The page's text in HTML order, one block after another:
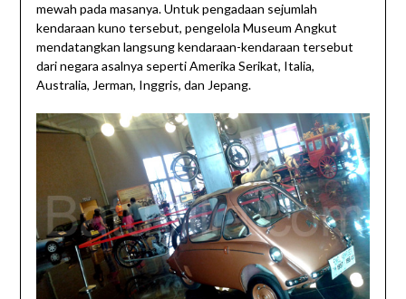
mewah pada masanya. Untuk pengadaan sejumlah
kendaraan kuno tersebut, pengelola Museum Angkut
mendatangkan langsung kendaraan-kendaraan tersebut
dari negara asalnya seperti Amerika Serikat, Italia,
Australia, Jerman, Inggris, dan Jepang.